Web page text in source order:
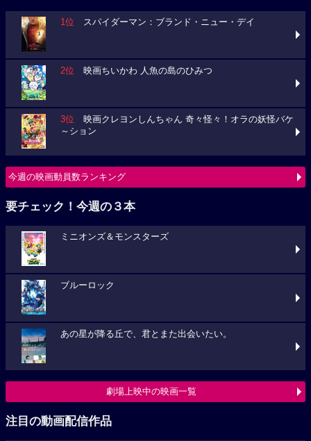
1位 スパイダーマン：ブランド・ニュー・デイ
2位 映画ちいかわ 人魚の島のひみつ
3位 映画クレヨンしんちゃん 奇々怪々！オラの妖怪バケ
～ション
今週の映画動員数ランキング
要チェック！今週の３本
ミニオンズ＆モンスターズ
ブルーロック
あの星が降る丘で、君とまた出会いたい。
劇場上映中の映画一覧
注目の動画配信作品